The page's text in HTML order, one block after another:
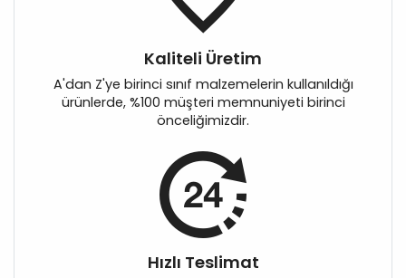
Kaliteli Üretim
A'dan Z'ye birinci sınıf malzemelerin kullanıldığı
ürünlerde, %100 müşteri memnuniyeti birinci
önceliğimizdir.
Hızlı Teslimat